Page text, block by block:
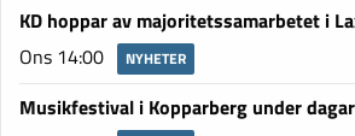
KD hoppar av majoritetssamarbetet i
Ons 14:00
NYHETER
Musikfestival i Kopparberg under